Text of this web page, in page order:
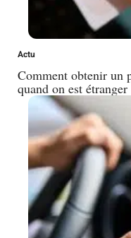
Actu
Comment obtenir un
quand on est étranger